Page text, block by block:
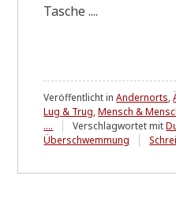
Tasche ....
Veröffentlicht inAndernorts,
Lug & Trug,Mensch &
....
Verschlagwortet mit
Überschwemmung